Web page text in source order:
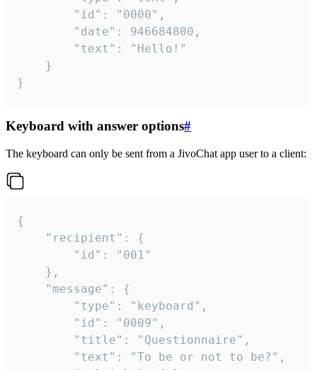
}
Keyboard with answer options#
The keyboard can only be sent from a JivoChat app user to a client:
{